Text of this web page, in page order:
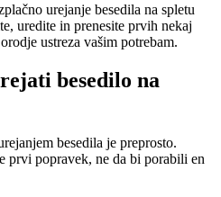
urejanje besedila na spletu
uredite in prenesite prvih nekaj
ustreza vašim potrebam.
besedilo na
besedila je preprosto.
prvi popravek, ne da bi porabili en